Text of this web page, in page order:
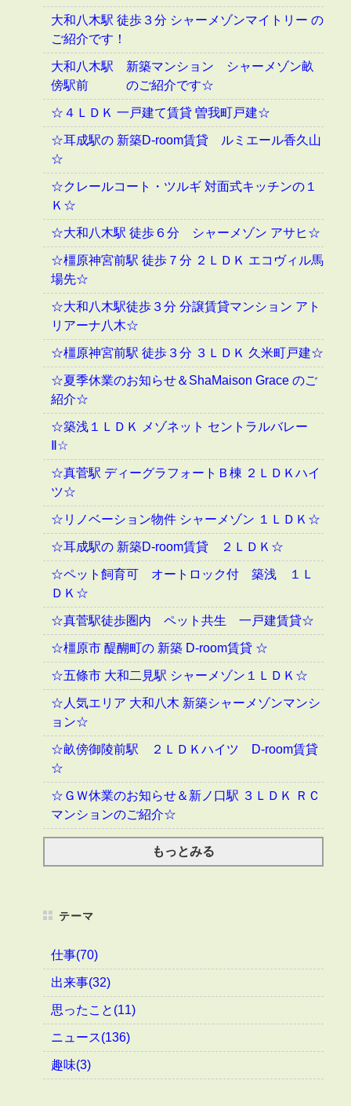
大和八木駅 徒歩３分 シャーメゾンマイトリー の
ご紹介です！
大和八木駅 新築マンション シャーメゾン畝
傍駅前 のご紹介です☆
☆４ＬＤＫ 一戸建て賃貸 曽我町戸建☆
☆耳成駅の 新築D-room賃貸 ルミエール香久山
☆
☆クレールコート・ツルギ 対面式キッチンの１
Ｋ☆
☆大和八木駅 徒歩６分 シャーメゾン アサヒ☆
☆橿原神宮前駅 徒歩７分 ２ＬＤＫ エコヴィル馬
場先☆
☆大和八木駅徒歩３分 分譲賃貸マンション アト
リアーナ八木☆
☆橿原神宮前駅 徒歩３分 ３ＬＤＫ 久米町戸建☆
☆夏季休業のお知らせ＆ShaMaison Grace のご
紹介☆
☆築浅１ＬＤＫ メゾネット セントラルバレー
Ⅱ☆
☆真菅駅 ディーグラフォートＢ棟 ２ＬＤＫハイ
ツ☆
☆リノベーション物件 シャーメゾン １ＬＤＫ☆
☆耳成駅の 新築D-room賃貸 ２ＬＤＫ☆
☆ペット飼育可 オートロック付 築浅 １Ｌ
ＤＫ☆
☆真菅駅徒歩圏内 ペット共生 一戸建賃貸☆
☆橿原市 醍醐町の 新築 D-room賃貸 ☆
☆五條市 大和二見駅 シャーメゾン１ＬＤＫ☆
☆人気エリア 大和八木 新築シャーメゾンマンシ
ョン☆
☆畝傍御陵前駅 ２ＬＤＫハイツ D-room賃貸
☆
☆ＧＷ休業のお知らせ＆新ノ口駅 ３ＬＤＫ ＲＣ
マンションのご紹介☆
もっとみる
テーマ
仕事(70)
出来事(32)
思ったこと(11)
ニュース(136)
趣味(3)